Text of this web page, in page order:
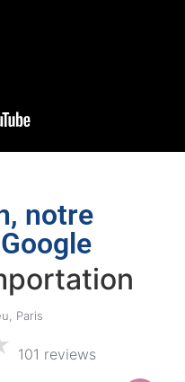
notre
Paris
101 reviews